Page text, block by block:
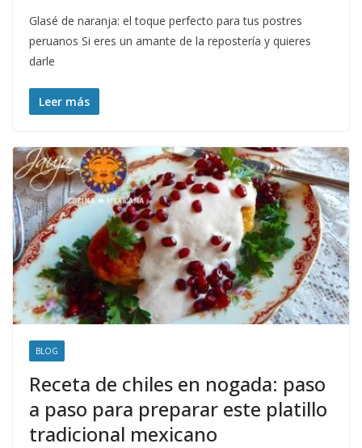
Glasé de naranja: el toque perfecto para tus postres
peruanos Si eres un amante de la repostería y quieres
darle
Leer más
BLOG
Receta de chiles en nogada: paso
a paso para preparar este platillo
tradicional mexicano